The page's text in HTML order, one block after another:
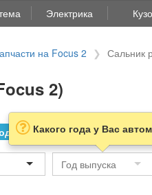
Электрика
на Focus 2 Сальник
2)
ли товар к нему
Какого года у Вас